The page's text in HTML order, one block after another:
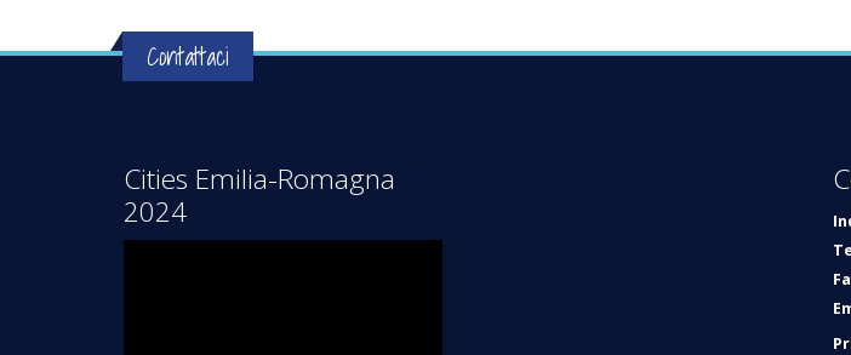
Contattaci
Cities Emilia-Romagna
2024